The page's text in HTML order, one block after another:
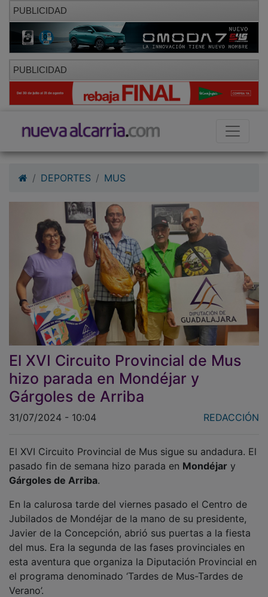
PUBLICIDAD
PUBLICIDAD
El XVI Circuito Provincial de Mus
hizo parada en Mondéjar y
Gárgoles de Arriba
31/07/2024 - 10:04 REDACCIÓN
pasado fin de semana hizo parada enMondéjary
Gárgoles de Arriba.
Jubilados de Mondéjar de la mano de su presidente,
Javier de la Concepción, abrió sus puertas a la fiesta
del mus. Era la segunda de las fases provinciales en
esta aventura que organiza la Diputación Provincial en
el programa denominado ‘Tardes de Mus-Tardes de
Verano’.